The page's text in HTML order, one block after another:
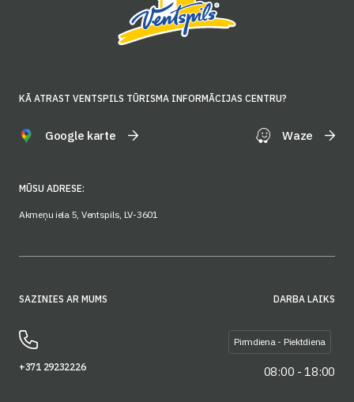
KĀ ATRAST VENTSPILS TŪRISMA INFORMĀCIJAS CENTRU?
Google karte Waze
MŪSU ADRESE:
Akmeņu iela 5, Ventspils, LV-3601
SAZINIES AR MUMS
+371 29232226
DARBA LAIKS
Pirmdiena - Piektdiena
08:00 - 18:00